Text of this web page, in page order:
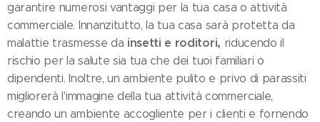
garantire numerosi vantaggi per la tua casa o attività
commerciale. Innanzitutto, la tua casa sarà protetta da
malattie trasmesse da insetti e roditori, riducendo il
rischio per la salute sia tua che dei tuoi familiari o
dipendenti. Inoltre, un ambiente pulito e privo di parassiti
migliorerà l'immagine della tua attività commerciale,
creando un ambiente accogliente per i clienti e fornendo